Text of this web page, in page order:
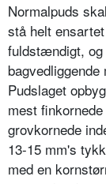
Normalpuds
stå helt
fuldstændigt,
Pudslaget
mest
grovkornede
13-15 mm's
med en